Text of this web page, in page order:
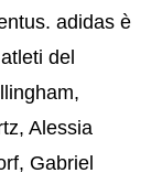
adidas è
del
Alessia
Gabriel